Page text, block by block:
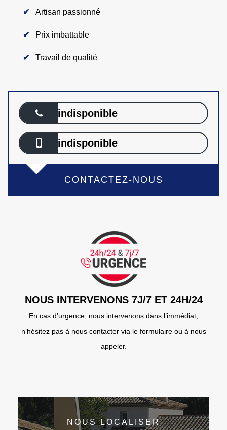
Artisan passionné
Prix imbattable
Travail de qualité
indisponible
indisponible
CONTACTEZ-NOUS
NOUS INTERVENONS 7J/7 ET 24H/24
En cas d’urgence, nous intervenons dans l’immédiat,
n’hésitez pas à nous contacter via le formulaire ou à nous
appeler.
NOUS LOCALISER